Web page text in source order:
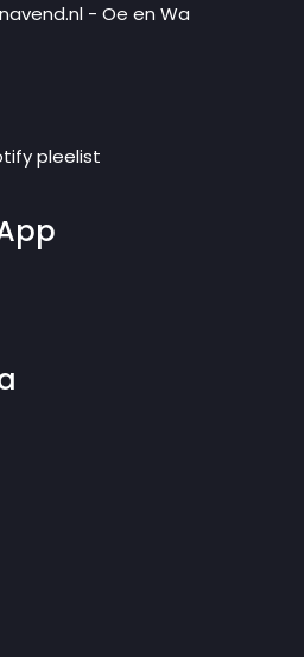
- Oe en Wa
pleelist